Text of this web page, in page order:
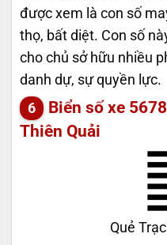
được xem là con số
thọ, bất diệt. Con số
cho chủ sở hữu nhiều
danh dự, sự quyền lực.
Biển số xe
Thiên Quải
Quẻ